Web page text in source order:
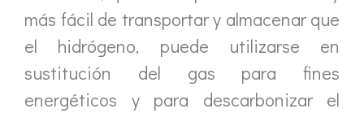
más fácil de transportar y almacenar que
el hidrógeno, puede utilizarse en
sustitución del gas para fines
energéticos y para descarbonizar el